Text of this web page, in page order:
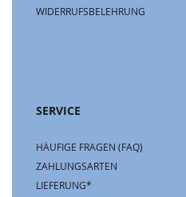
WIDERRUFSBELEHRUNG
SERVICE
HÄUFIGE FRAGEN (FAQ)
ZAHLUNGSARTEN
LIEFERUNG*